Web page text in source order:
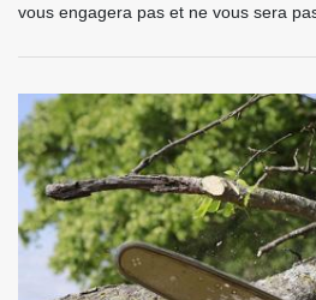
vous engagera pas et ne vous sera